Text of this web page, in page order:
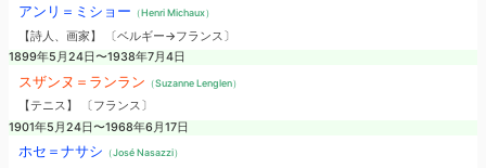
アンリ＝ミショー （Henri Michaux）
【詩人、画家】 〔ベルギー→フランス〕
1899年5月24日〜1938年7月4日
スザンヌ＝ランラン （Suzanne Lenglen）
【テニス】 〔フランス〕
1901年5月24日〜1968年6月17日
ホセ＝ナサシ （José Nasazzi）